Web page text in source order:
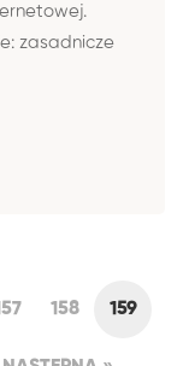
zasadnicze
158 159